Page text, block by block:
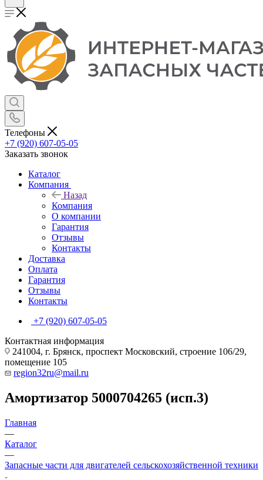
Телефоны
+7 (920) 607-05-05
Заказать звонок
Каталог
Компания
Назад
Компания
О компании
Гарантия
Отзывы
Контакты
Доставка
Оплата
Гарантия
Отзывы
Контакты
+7 (920) 607-05-05
Контактная информация
241004, г. Брянск, проспект Московский, строение 106/29,
помещение 105
region32ru@mail.ru
Амортизатор 5000704265 (исп.3)
Главная
—
Каталог
—
Запасные части для двигателей сельскохозяйственной техники